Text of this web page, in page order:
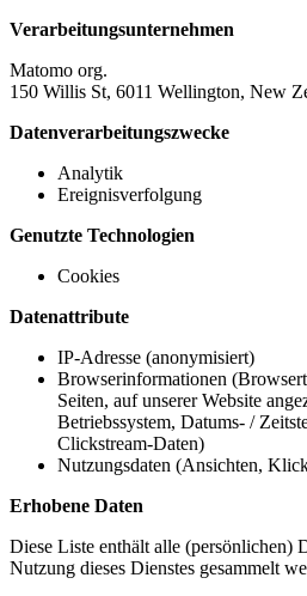
Verarbeitungsunternehmen
Matomo org.
150 Willis St, 6011 Wellington, New
Datenverarbeitungszwecke
Analytik
Ereignisverfolgung
Genutzte Technologien
Cookies
Datenattribute
IP-Adresse (anonymisiert)
Browserinformationen
Seiten, auf unserer Website
Betriebssystem, Datums- /
Clickstream-Daten)
Nutzungsdaten (Ansichten,
Erhobene Daten
Diese Liste enthält alle (persönlichen)
Nutzung dieses Dienstes gesammelt